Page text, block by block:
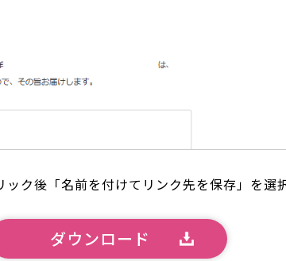
ク後「名前を付けてリンク先を保存」を選
ダウンロード